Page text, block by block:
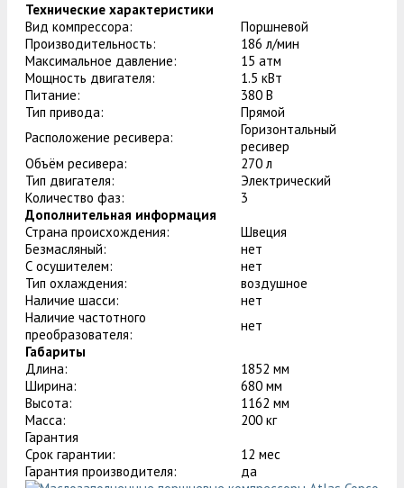
Технические характеристики
Вид компрессора:
Поршневой
Производительность:
186 л/мин
Максимальное давление:
15 атм
Мощность двигателя:
1.5 кВт
Питание:
380 В
Тип привода:
Прямой
Расположение ресивера:
Горизонтальный
ресивер
Объём ресивера:
270 л
Тип двигателя:
Электрический
Количество фаз:
3
Дополнительная информация
Страна происхождения:
Швеция
Безмасляный:
нет
С осушителем:
нет
Тип охлаждения:
воздушное
Наличие шасси:
нет
Наличие частотного
преобразователя:
нет
Габариты
Длина:
1852 мм
Ширина:
680 мм
Высота:
1162 мм
Масса:
200 кг
Гарантия
Срок гарантии:
12 мес
Гарантия производителя:
да